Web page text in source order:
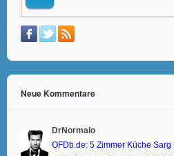
Neue Kommentare
DrNormalo
OFDb.de: 5 Zimmer Küche